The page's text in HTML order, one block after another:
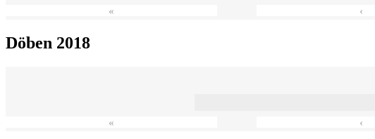
« ‹
Döben 2018
« ‹